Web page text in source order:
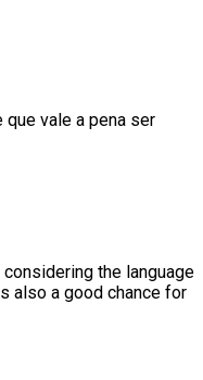
que vale a pena ser
the language
also a good chance for